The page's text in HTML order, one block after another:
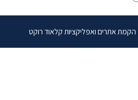
הקמת אתרים ואפליקציות קלאוד רוקט